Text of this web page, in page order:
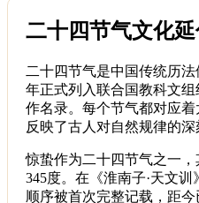
二十四节气文化
二十四节气是中国传统历
年正式列入联合国教科文
作名录。每个节气都对应着
反映了古人对自然规律的深
惊蛰作为二十四节气之一
345度。在《淮南子·天文
顺序被首次完整记载，距